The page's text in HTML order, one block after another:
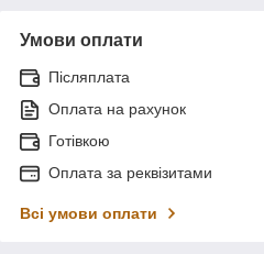
Умови оплати
Післяплата
Оплата на рахунок
Готівкою
Оплата за реквізитами
Всі умови оплати